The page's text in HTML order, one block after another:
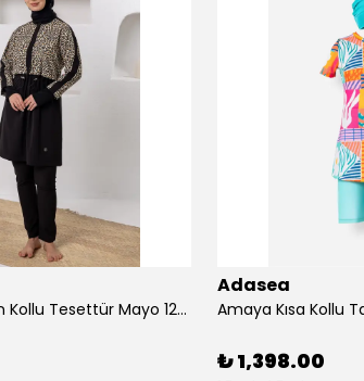
Alice Likralı Uzun Kollu Tesettür Mayo 1207
Adasea
Amaya Kısa Kollu
₺ 1,398.00